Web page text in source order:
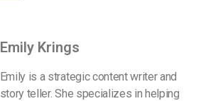
Emily Krings
Emily is a strategic content writer and
story teller. She specializes in helping